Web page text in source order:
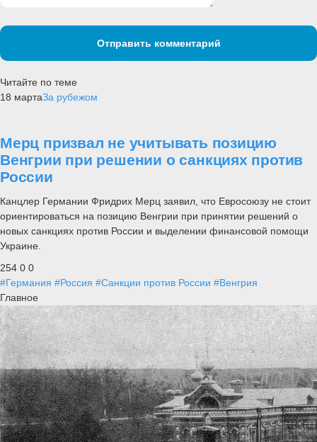
Отправить комментарий
Читайте по теме
18 мартаЗа рубежом
Мерц призвал не учитывать позицию
Венгрии при решении о санкциях против
России
Канцлер Германии Фридрих Мерц заявил, что Евросоюзу не стоит
ориентироваться на позицию Венгрии при принятии решений о
новых санкциях против России и выделении финансовой помощи
Украине.
254 0 0
#Германия #Россия #Санкции против России #Венгрия
Главное